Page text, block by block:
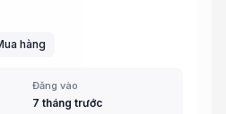
hàng
Đăng vào
7 tháng trước